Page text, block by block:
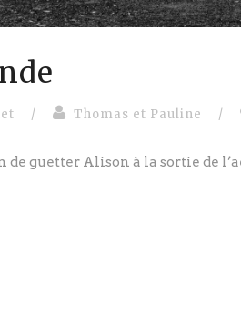
/ Thomas et Pauline /
de guetter Alison à la sortie de